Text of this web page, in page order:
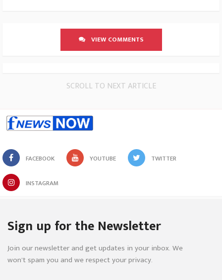
VIEW COMMENTS
SCROLL TO NEXT ARTICLE
FACEBOOK YOUTUBE TWITTER
INSTAGRAM
Sign up for the Newsletter
Join our newsletter and get updates in your inbox. We
won’t spam you and we respect your privacy.